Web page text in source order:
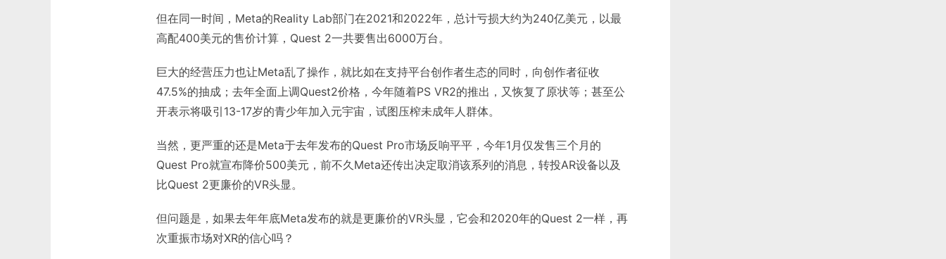
但在同一时间，Meta的Reality Lab部门在2021和2022年，总计亏损大约为240亿美元，以最
高配400美元的售价计算，Quest 2一共要售出6000万台。
巨大的经营压力也让Meta乱了操作，就比如在支持平台创作者生态的同时，向创作者征收
47.5%的抽成；去年全面上调Quest2价格，今年随着PS VR2的推出，又恢复了原状等；甚至公
开表示将吸引13-17岁的青少年加入元宇宙，试图压榨未成年人群体。
当然，更严重的还是Meta于去年发布的Quest Pro市场反响平平，今年1月仅发售三个月的
Quest Pro就宣布降价500美元，前不久Meta还传出决定取消该系列的消息，转投AR设备以及
比Quest 2更廉价的VR头显。
但问题是，如果去年年底Meta发布的就是更廉价的VR头显，它会和2020年的Quest 2一样，再
次重振市场对XR的信心吗？